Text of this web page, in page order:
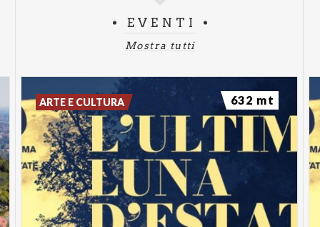
EVENTI
Mostra tutti
ARTE E CULTURA 632 mt